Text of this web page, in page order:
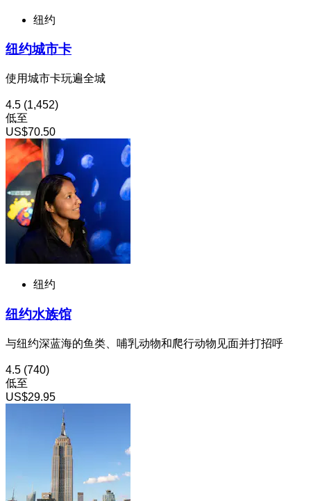
纽约
纽约城市卡
使用城市卡玩遍全城
4.5 (1,452)
低至
US$70.50
纽约
纽约水族馆
与纽约深蓝海的鱼类、哺乳动物和爬行动物见面并打招呼
4.5 (740)
低至
US$29.95